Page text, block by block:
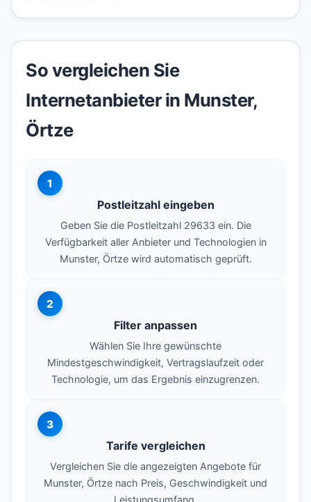
So vergleichen Sie
Internetanbieter in Munster,
Örtze
1
Postleitzahl eingeben
Geben Sie die Postleitzahl 29633 ein. Die
Verfügbarkeit aller Anbieter und Technologien in
Munster, Örtze wird automatisch geprüft.
2
Filter anpassen
Wählen Sie Ihre gewünschte
Mindestgeschwindigkeit, Vertragslaufzeit oder
Technologie, um das Ergebnis einzugrenzen.
3
Tarife vergleichen
Vergleichen Sie die angezeigten Angebote für
Munster, Örtze nach Preis, Geschwindigkeit und